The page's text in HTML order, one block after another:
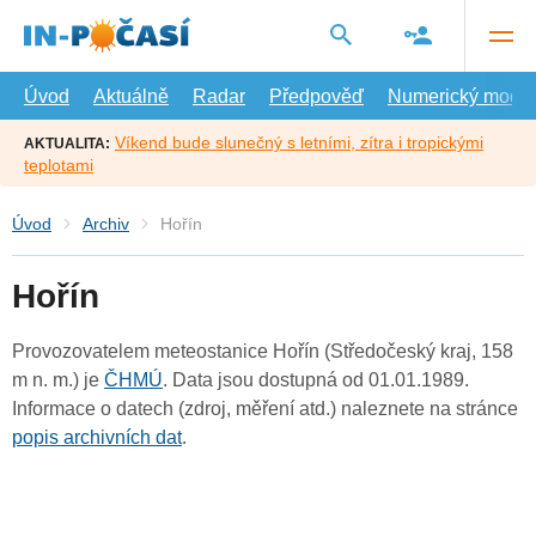
hlavní
Úvod
Aktuálně Radar Předpověď Numerický model
AKTUALITA: Víkend bude slunečný s letními, zítra i tropickými
teplotami
Úvod Archiv Hořín
Hořín
Provozovatelem meteostanice Hořín (Středočeský kraj, 158
m n. m.) je ČHMÚ. Data jsou dostupná od 01.01.1989.
Informace o datech (zdroj, měření atd.) naleznete na stránce
popis archivních dat.